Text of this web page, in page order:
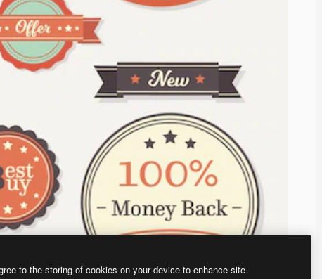
to the storing of cookies on your device to enhance site